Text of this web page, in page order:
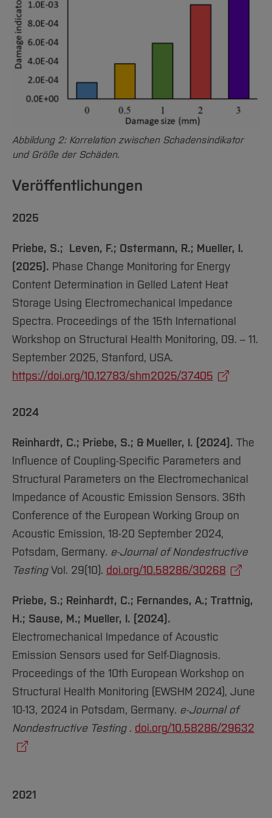
Abbildung 2: Korrelation zwischen Schadensindikator
und Größe der Schäden.
Veröffentlichungen
2025
Priebe, S.; Leven, F.; Ostermann, R.; Mueller, I.
(2025). Phase Change Monitoring for Energy
Content Determination in Gelled Latent Heat
Storage Using Electromechanical Impedance
Spectra. Proceedings of the 15th International
Workshop on Structural Health Monitoring, 09. – 11.
September 2025, Stanford, USA.
https://doi.org/10.12783/shm2025/37405
2024
Reinhardt, C.; Priebe, S.; & Mueller, I. (2024). The
Influence of Coupling-Specific Parameters and
Structural Parameters on the Electromechanical
Impedance of Acoustic Emission Sensors. 36th
Conference of the European Working Group on
Acoustic Emission, 18-20 September 2024,
Potsdam, Germany. e-Journal of Nondestructive
TestingVol. 29(10). doi.org/10.58286/30268
Priebe, S.; Reinhardt, C.; Fernandes, A.; Trattnig,
H.; Sause, M.; Mueller, I. (2024).
Electromechanical Impedance of Acoustic
Emission Sensors used for Self-Diagnosis.
Proceedings of the 10th European Workshop on
Structural Health Monitoring (EWSHM 2024), June
10-13, 2024 in Potsdam, Germany. e-Journal of
Nondestructive Testing. doi.org/10.58286/29632
2021